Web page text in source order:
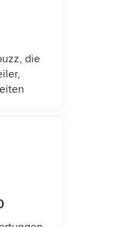
die